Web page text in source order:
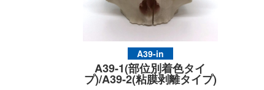
A39-in
A39-1(部位別着色タイ
プ)/A39-2(粘膜剥離タイプ)